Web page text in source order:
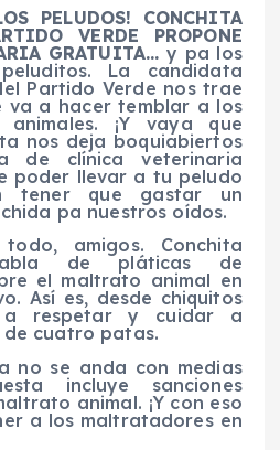
PELUDOS! CONCHITA
VERDE PROPONE
GRATUITA… y pa los
La candidata
Partido Verde nos trae
va a hacer temblar a los
¡Y vaya que
nos deja boquiabiertos
de clínica veterinaria
poder llevar a tu peludo
tener que gastar un
pa nuestros oídos.
amigos. Conchita
de pláticas de
el maltrato animal en
Así es, desde chiquitos
respetar y cuidar a
cuatro patas.
no se anda con medias
incluye sanciones
animal. ¡Y con eso
a los maltratadores en